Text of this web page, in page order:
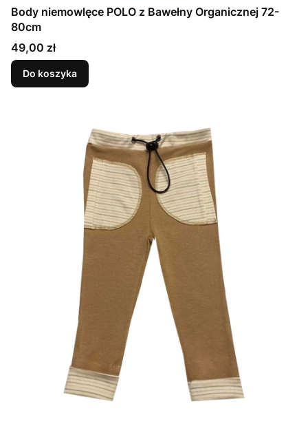
Body niemowlęce POLO z Bawełny Organicznej 72-
80cm
Cena
49,00 zł
Do koszyka